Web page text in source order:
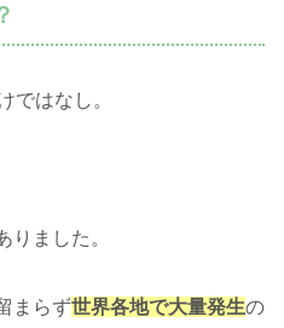
ではなし。
りました。
まらず世界各地で大量発生の